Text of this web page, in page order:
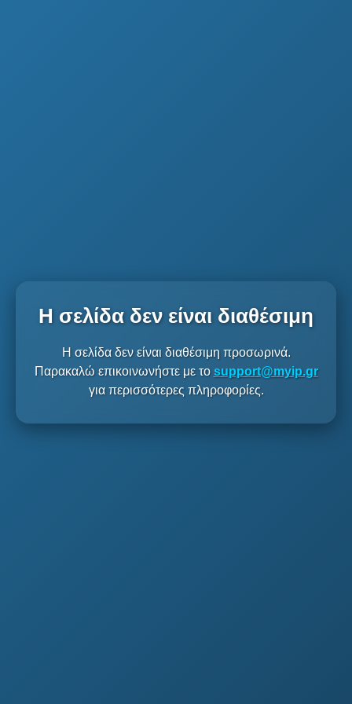
Η σελίδα δεν είναι διαθέσιμη
Η σελίδα δεν είναι διαθέσιμη προσωρινά.
Παρακαλώ επικοινωνήστε με το support@myip.gr
για περισσότερες πληροφορίες.